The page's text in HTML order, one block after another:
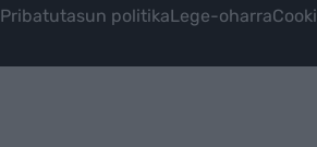
Pribatutasun politikaLege-oharra